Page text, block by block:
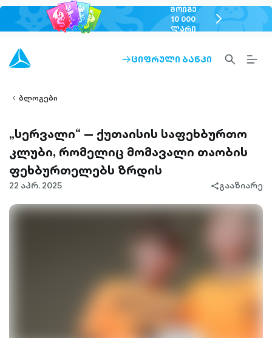
ᲛᲝᲘᲒᲔ
10 000
ᲚᲐᲠᲘ
chevron-
right-
ARROW-
ᲪᲘᲤᲠᲣᲚᲘ ᲑᲐᲜᲙᲘ
SEARCH-
OUTLINED
ბლოგები
„სერვალი“ — ქუთაისის საფეხბურთო
კლუბი, რომელიც მომავალი თაობის
ფეხბურთელებს ზრდის
22 აპრ. 2025
share-
გააზიარე